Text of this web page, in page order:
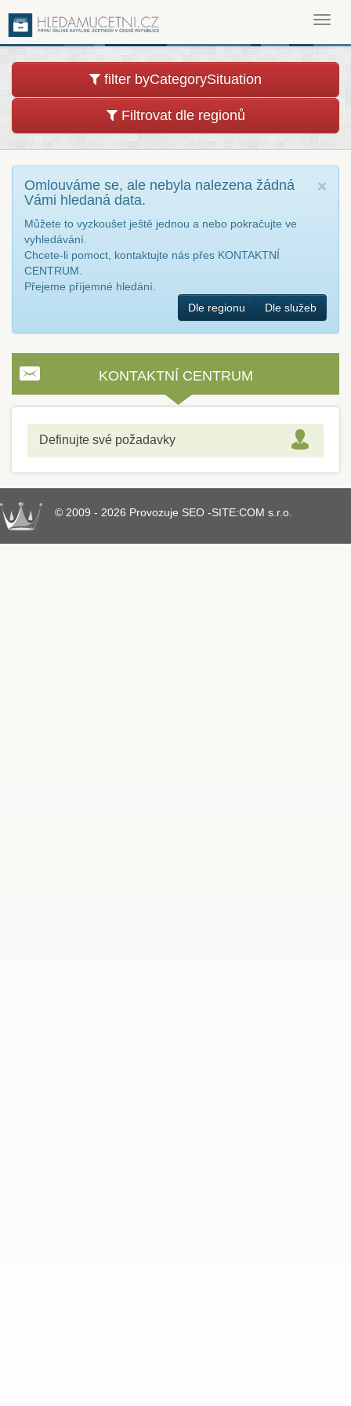
filter byCategorySituation
Filtrovat dle regionů
×
Omlouváme se, ale nebyla nalezena žádná
Vámi hledaná data.
Můžete to vyzkoušet ještě jednou a nebo pokračujte ve
vyhledávání.
Chcete-li pomoct, kontaktujte nás přes KONTAKTNÍ
CENTRUM.
Přejeme příjemné hledání.
Dle regionu
Dle služeb
KONTAKTNÍ CENTRUM
Definujte své požadavky
© 2009 - 2026 Provozuje SEO -SITE:COM s.r.o.